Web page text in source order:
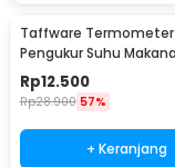
Taffware Termometer
Pengukur Suhu
Daging Kopi Susu - TP101
Rp12.500
Rp28.900 57%
+ Keranjang